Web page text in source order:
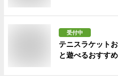
受付中
テニスラケット
と遊べるおすす